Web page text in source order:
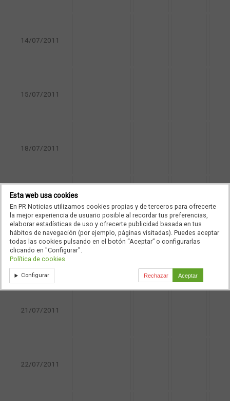
14/07/2011
15/07/2011
18/07/2011
20/07/2011
21/07/2011
22/07/2011
Esta web usa cookies
En PR Noticias utilizamos cookies propias y de terceros para ofrecerte
la mejor experiencia de usuario posible al recordar tus preferencias,
elaborar estadísticas de uso y ofrecerte publicidad basada en tus
hábitos de navegación (por ejemplo, páginas visitadas). Puedes aceptar
todas las cookies pulsando en el botón “Aceptar” o configurarlas
clicando en "Configurar".
Política de cookies
Configurar Rechazar Aceptar